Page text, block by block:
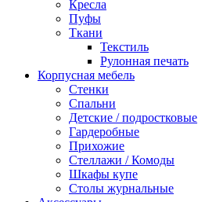
Кресла
Пуфы
Ткани
Текстиль
Рулонная печать
Корпусная мебель
Стенки
Спальни
Детские / подростковые
Гардеробные
Прихожие
Стеллажи / Комоды
Шкафы купе
Столы журнальные